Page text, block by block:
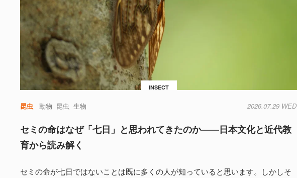
INSECT
昆虫 動物 昆虫 生物 2026.07.29 WED
セミの命はなぜ「七日」と思われてきたのか――日本文化と近代教
育から読み解く
セミの命が七日ではないことは既に多くの人が知っていると思います。しかしそ